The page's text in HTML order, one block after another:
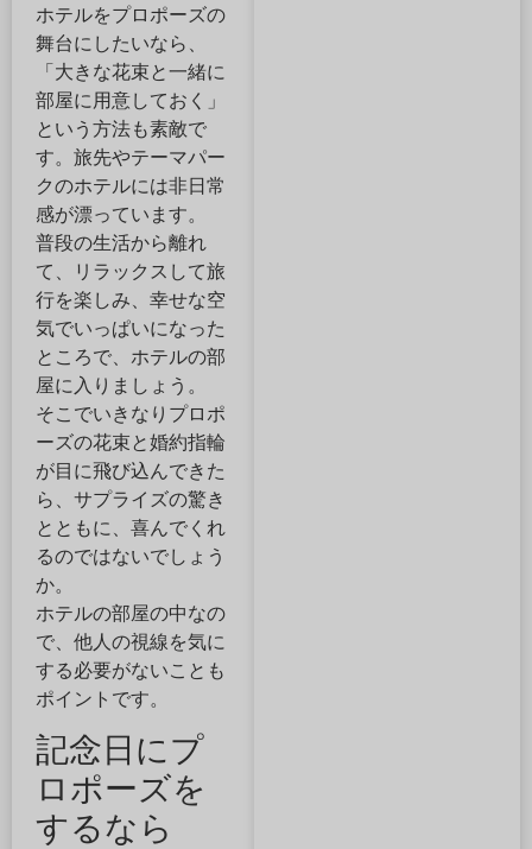
ホテルをプロポーズの
舞台にしたいなら、
「大きな花束と一緒に
部屋に用意しておく」
という方法も素敵で
す。旅先やテーマパー
クのホテルには非日常
感が漂っています。
普段の生活から離れ
て、リラックスして旅
行を楽しみ、幸せな空
気でいっぱいになった
ところで、ホテルの部
屋に入りましょう。
そこでいきなりプロポ
ーズの花束と婚約指輪
が目に飛び込んできた
ら、サプライズの驚き
とともに、喜んでくれ
るのではないでしょう
か。
ホテルの部屋の中なの
で、他人の視線を気に
する必要がないことも
ポイントです。
記念日にプ
ロポーズを
するなら